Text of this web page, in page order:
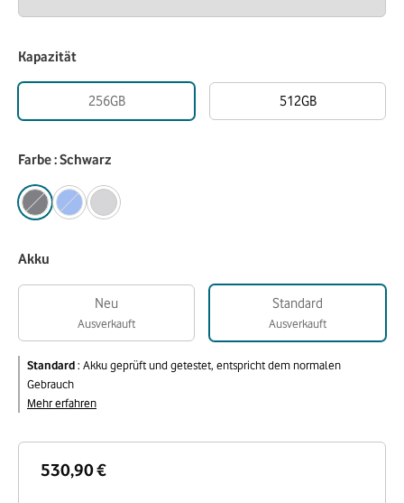
530,90 €
Kapazität
256GB 512GB
Farbe : Schwarz
Akku
Neu
Ausverkauft
Standard
Ausverkauft
Standard: Akku geprüft und getestet, entspricht dem normalen
Gebrauch
Mehr erfahren